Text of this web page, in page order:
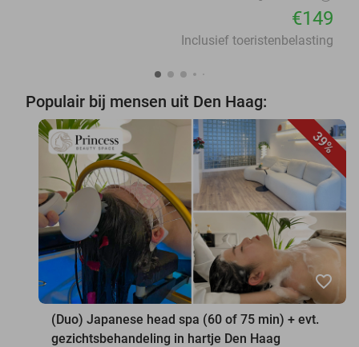
€149
Inclusief toeristenbelasting
Populair bij mensen uit Den Haag:
39%
favorite_border
(Duo) Japanese head spa (60 of 75 min) + evt.
gezichtsbehandeling in hartje Den Haag